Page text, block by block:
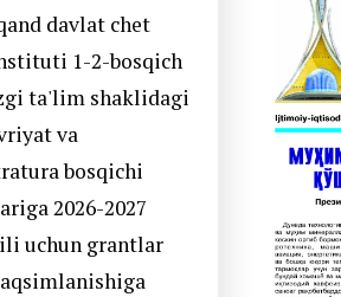
davlat chet
1-2-bosqich
ta'lim shaklidagi
va
bosqichi
2026-2027
uchun grantlar